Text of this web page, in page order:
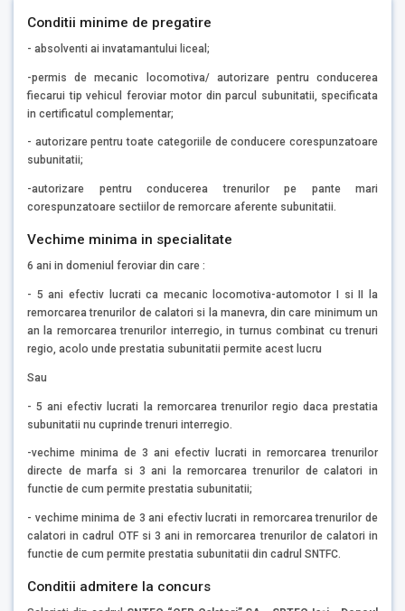
Conditii minime de pregatire
- absolventi ai invatamantului liceal;
-permis de mecanic locomotiva/ autorizare pentru conducerea
fiecarui tip vehicul feroviar motor din parcul subunitatii, specificata
in certificatul complementar;
- autorizare pentru toate categoriile de conducere corespunzatoare
subunitatii;
-autorizare pentru conducerea trenurilor pe pante mari
corespunzatoare sectiilor de remorcare aferente subunitatii.
Vechime minima in specialitate
6 ani in domeniul feroviar din care :
- 5 ani efectiv lucrati ca mecanic locomotiva-automotor I si II la
remorcarea trenurilor de calatori si la manevra, din care minimum un
an la remorcarea trenurilor interregio, in turnus combinat cu trenuri
regio, acolo unde prestatia subunitatii permite acest lucru
Sau
- 5 ani efectiv lucrati la remorcarea trenurilor regio daca prestatia
subunitatii nu cuprinde trenuri interregio.
-vechime minima de 3 ani efectiv lucrati in remorcarea trenurilor
directe de marfa si 3 ani la remorcarea trenurilor de calatori in
functie de cum permite prestatia subunitatii;
- vechime minima de 3 ani efectiv lucrati in remorcarea trenurilor de
calatori in cadrul OTF si 3 ani in remorcarea trenurilor de calatori in
functie de cum permite prestatia subunitatii din cadrul SNTFC.
Conditii admitere la concurs